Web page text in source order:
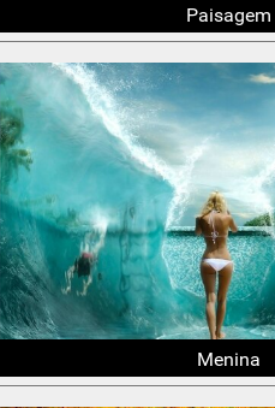
Paisagem
Menina